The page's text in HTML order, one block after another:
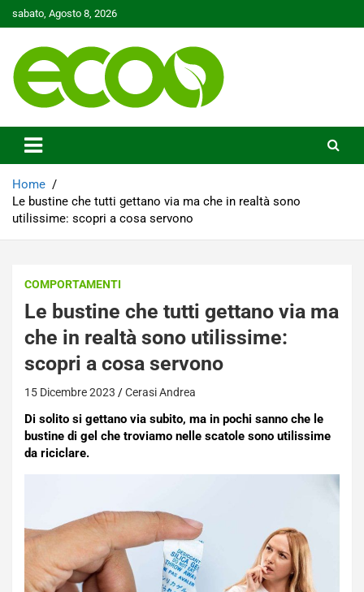
to
sabato, Agosto 8, 2026
Ecoo.it
Home
Le bustine che tutti gettano via ma che in realtà sono
utilissime: scopri a cosa servono
COMPORTAMENTI
Le bustine che tutti gettano via ma
che in realtà sono utilissime:
scopri a cosa servono
15 Dicembre 2023 Cerasi Andrea
Di solito si gettano via subito, ma in pochi sanno che le
bustine di gel che troviamo nelle scatole sono utilissime
da riciclare.